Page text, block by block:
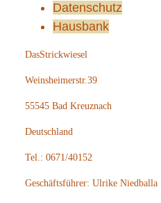
Datenschutz
Hausbank
DasStrickwiesel
Weinsheimerstr.39
55545 Bad Kreuznach
Deutschland
Tel.: 0671/40152
Geschäftsführer: Ulrike Niedballa